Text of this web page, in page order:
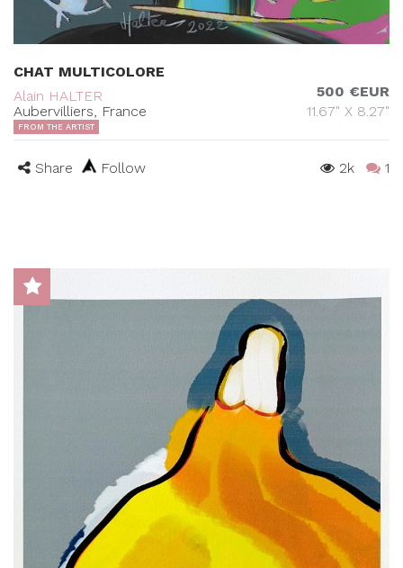
CHAT MULTICOLORE
Alain HALTER
Aubervilliers, France
500 €EUR
11.67" X 8.27"
FROM THE ARTIST
Share Follow 2k 1